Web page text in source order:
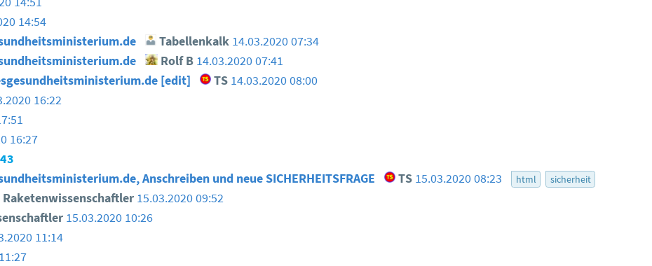
14:54
Tabellenkalk 14.03.2020 07:34
Rolf B 14.03.2020 07:41
[edit] TS 14.03.2020 08:00
16:22
16:27
Anschreiben und neue SICHERHEITSFRAGE TS 15.03.2020 08:23 html sicherheit
Raketenwissenschaftler 15.03.2020 09:52
15.03.2020 10:26
11:14